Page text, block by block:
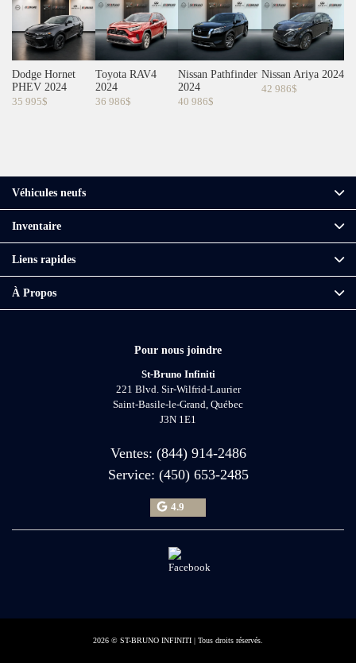
Dodge Hornet
PHEV 2024
35 995$
Toyota RAV4
2024
36 986$
Nissan Pathfinder
2024
40 986$
Nissan Ariya 2024
42 986$
Pour nous joindre
St-Bruno Infiniti
221 Blvd. Sir-Wilfrid-Laurier
Saint-Basile-le-Grand Québec
J3N 1E1
Ventes: (844) 914-2486
Service: (450) 653-2485
4.9
Véhicules neufs
Inventaire
Liens rapides
À Propos
2026 © ST-BRUNO INFINITI | Tous droits réservés.